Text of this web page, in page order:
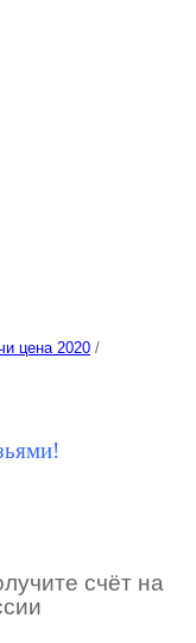
цена 2020 /
счёт на